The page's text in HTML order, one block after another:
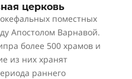
церковь
поместных
Апостолом Варнавой.
более 500 храмов и
из них хранят
раннего